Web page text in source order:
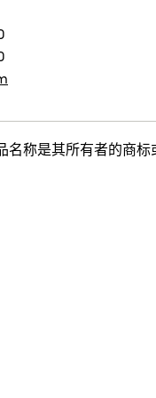
名称是其所有者的商